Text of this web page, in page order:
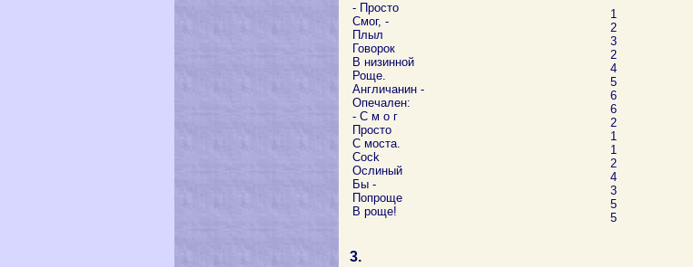
- Просто
Смог, -
Плыл
Говорок
В низинной
Роще.
Англичанин -
Опечален:
- С м о г
Просто
С мoста.
Cock
Ослиный
Бы -
Попроще
В роще!
1
2
3
2
4
5
6
6
2
1
1
2
4
3
5
5
3.